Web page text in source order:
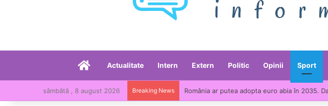
AcasăActualitate Intern Extern Politic Opinii Sport
sâmbătă , 8 august 2026 Breaking News România, printre liderii UE la scumpirile din